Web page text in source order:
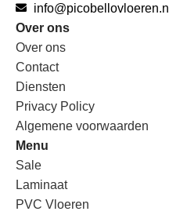
info@picobellovloeren.nl
Over ons
Over ons
Contact
Diensten
Privacy Policy
Algemene voorwaarden
Menu
Sale
Laminaat
PVC Vloeren